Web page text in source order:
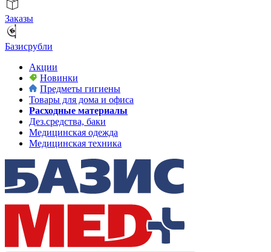
Заказы
Базисрубли
Акции
Новинки
Предметы гигиены
Товары для дома и офиса
Расходные материалы
Дез.средства, баки
Медицинская одежда
Медицинская техника